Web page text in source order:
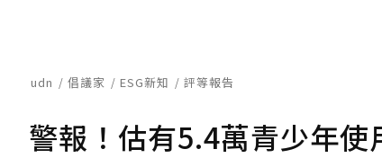
udn 倡議家 ESG新知 評等報告
警報！估有5.4萬青少年